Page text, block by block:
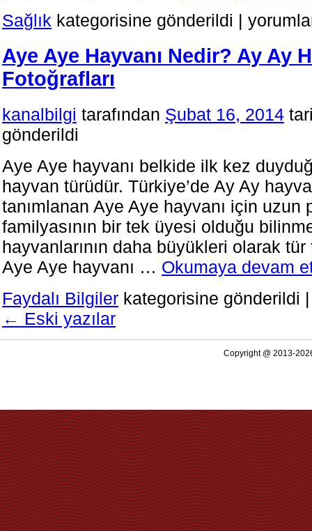
Sağlık kategorisine gönderildi | Adet
Döneminde
Çıkmaması
için
Aye Aye Hayvanı Nedir? Ay Ay
Fotoğrafları
kanalbilgi tarafından Şubat 16, 2014
gönderildi
Aye Aye hayvanı belkide ilk kez
hayvan türüdür. Türkiye’de Ay Ay
tanımlanan Aye Aye hayvanı için uzun
familyasının bir tek üyesi olduğu
hayvanlarının daha büyükleri olarak
Aye Aye hayvanı … Okumaya devam
Faydalı Bilgiler kategorisine gönderildi |
← Eski yazılar
Copyright @ 2013-